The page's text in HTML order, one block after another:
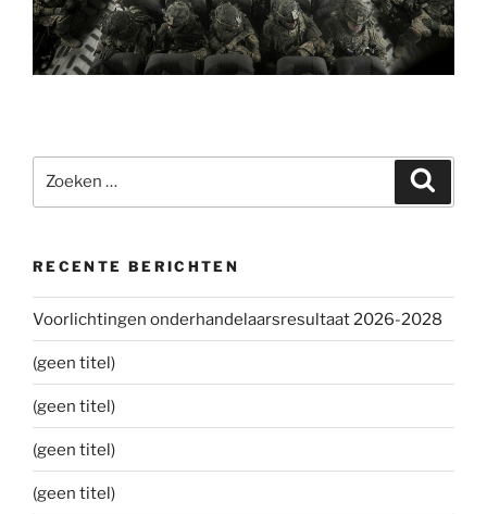
Zoeken
RECENTE BERICHTEN
Voorlichtingen onderhandelaarsresultaat 2026-2028
(geen titel)
(geen titel)
(geen titel)
(geen titel)